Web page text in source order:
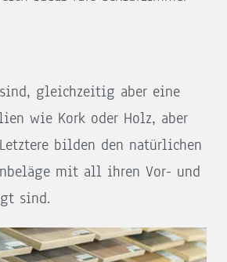
gleichzeitig aber eine
wie Kork oder Holz, aber
bilden den natürlichen
mit all ihren Vor- und
sind.